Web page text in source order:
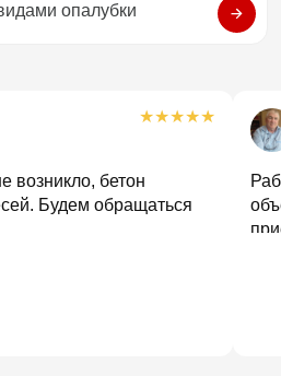
опалубки
★★★★★
возникло, бетон
Будем обращаться